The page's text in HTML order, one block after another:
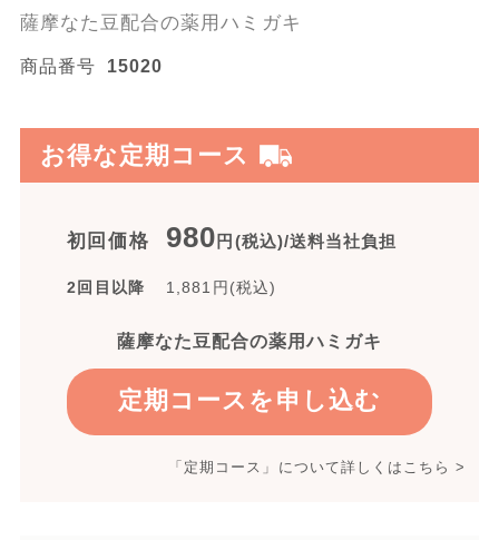
薩摩なた豆配合の薬用ハミガキ
商品番号 15020
お得な定期コース
初回価格 980 円(税込)/送料当社負担
2回目以降 1,881 円(税込)
薩摩なた豆配合の薬用ハミガキ
定期コースを申し込む
「定期コース」について詳しくはこちら >